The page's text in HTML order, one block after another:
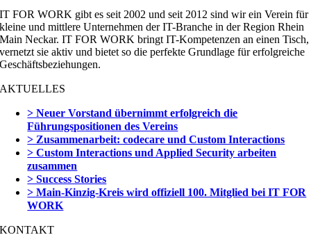
IT FOR WORK gibt es seit 2002 und seit 2012 sind wir ein Verein für
kleine und mittlere Unternehmen der IT-Branche in der Region Rhein
Main Neckar. IT FOR WORK bringt IT-Kompetenzen an einen Tisch,
vernetzt sie aktiv und bietet so die perfekte Grundlage für erfolgreiche
Geschäftsbeziehungen.
AKTUELLES
> Neuer Vorstand übernimmt erfolgreich die
Führungspositionen des Vereins
> Zusammenarbeit: codecare und Custom Interactions
> Custom Interactions und Applied Security arbeiten
zusammen
> Success Stories
> Main-Kinzig-Kreis wird offiziell 100. Mitglied bei IT FOR
WORK
KONTAKT